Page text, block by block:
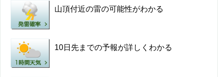
山頂付近の雷の可能性がわかる
10日先までの予報が詳しくわかる